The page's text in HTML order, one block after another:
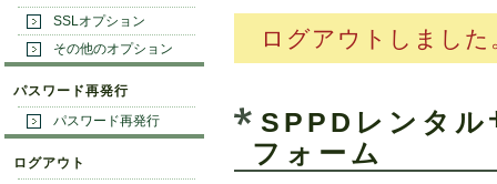
ログアウトしました
SPPDレンタル
フォーム
SSLオプション
その他のオプション
パスワード再発行
パスワード再発行
ログアウト